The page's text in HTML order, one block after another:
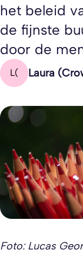
het beleid
de fijnste
door de
L( Laura
Foto: Lucas